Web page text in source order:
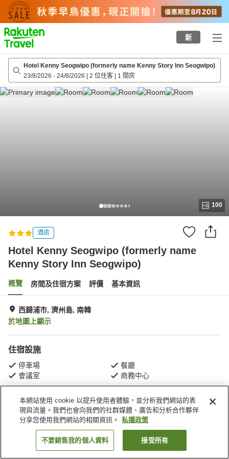
to
top
page
新
Hotel Kenny Seogwipo (formerly name Kenny Story Inn Seogwipo)
23/8/2026 - 24/8/2026 | 2 位住客 | 1 間房
100
酒店
Hotel Kenny Seogwipo (formerly name
Kenny Story Inn Seogwipo)
概覽 房間及住宿方案 評價 基本資訊
西歸浦市, 濟州島, 南韓
於地圖上顯示
住宿設施
停車場
餐廳
會議室
商務中心
主頁 南韓 濟州島
西歸浦市
Hotel Kenny Seogwipo (formerly name Kenny Story Inn Seogwipo)
找客房
本網站使用 cookie 以提升使用者體驗，並分析我們網站的表
現與流量。我們也會向我們的社群媒體、廣告和分析合作夥伴
分享您使用我們網站的相關資訊。
私隱政策
不要銷售我的個人資料 接受所有